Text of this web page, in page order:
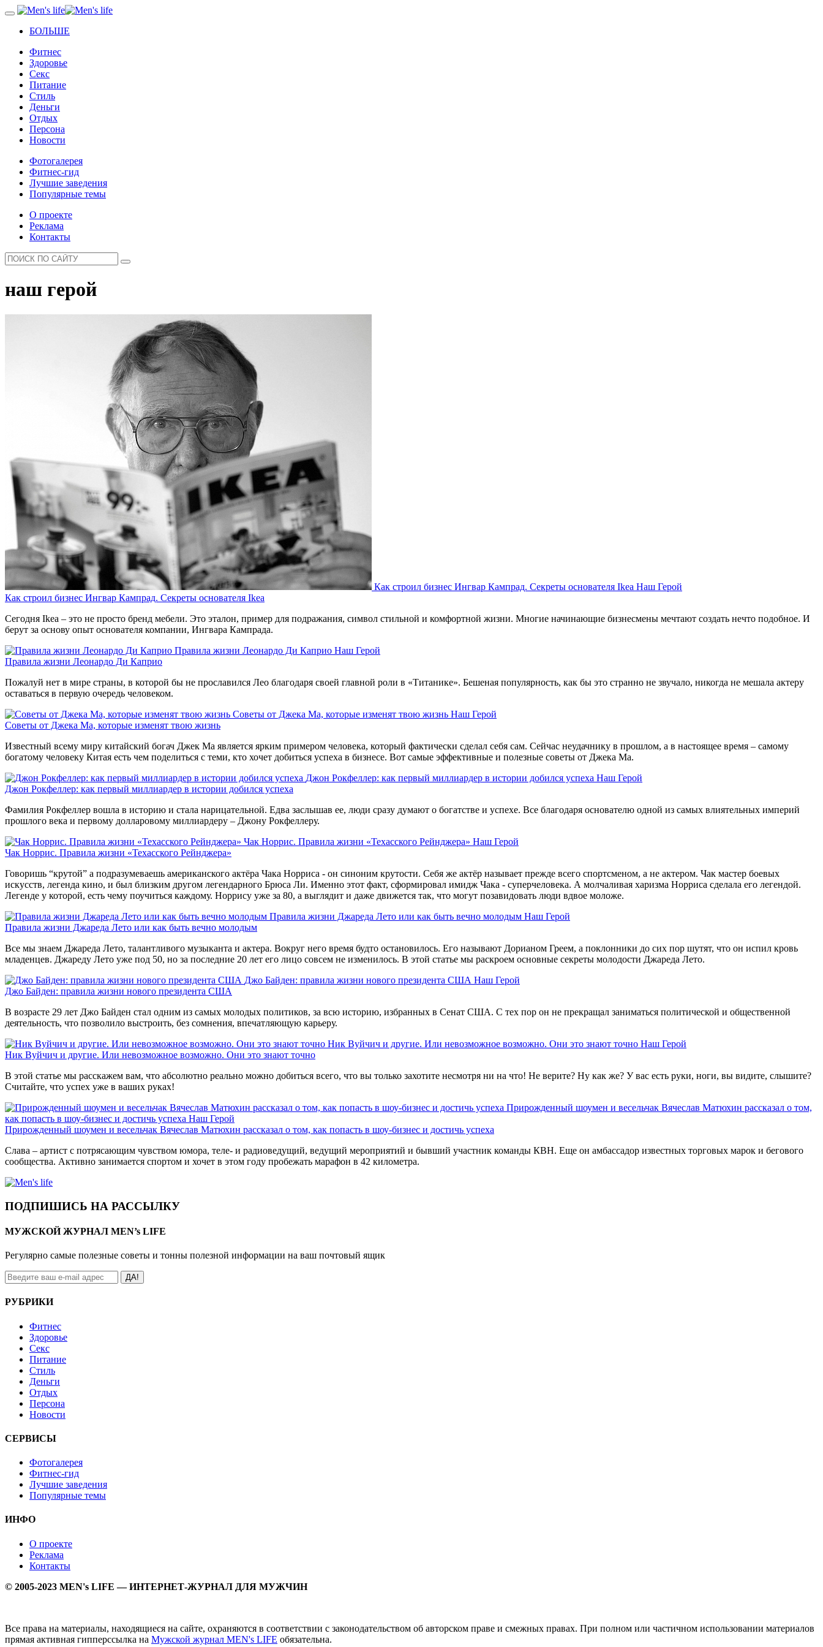
БОЛЬШЕ
Фитнес
Здоровье
Секс
Питание
Стиль
Деньги
Отдых
Персона
Новости
Фотогалерея
Фитнес-гид
Лучшие заведения
Популярные темы
О проекте
Реклама
Контакты
наш герой
Как строил бизнес Ингвар Кампрад. Секреты основателя Ikea Наш Герой
Как строил бизнес Ингвар Кампрад. Секреты основателя Ikea
Сегодня Ikea – это не просто бренд мебели. Это эталон, пример для подражания, символ стильной и комфортной жизни. Многие начинающие бизнесмены мечтают создать нечто подобное. И
берут за основу опыт основателя компании, Ингвара Кампрада.
Правила жизни Леонардо Ди Каприо Наш Герой
Правила жизни Леонардо Ди Каприо
Пожалуй нет в мире страны, в которой бы не прославился Лео благодаря своей главной роли в «Титанике». Бешеная популярность, как бы это странно не звучало, никогда не мешала актеру
оставаться в первую очередь человеком.
Советы от Джека Ма, которые изменят твою жизнь Наш Герой
Советы от Джека Ма, которые изменят твою жизнь
Известный всему миру китайский богач Джек Ма является ярким примером человека, который фактически сделал себя сам. Сейчас неудачнику в прошлом, а в настоящее время – самому
богатому человеку Китая есть чем поделиться с теми, кто хочет добиться успеха в бизнесе. Вот самые эффективные и полезные советы от Джека Ма.
Джон Рокфеллер: как первый миллиардер в истории добился успеха Наш Герой
Джон Рокфеллер: как первый миллиардер в истории добился успеха
Фамилия Рокфеллер вошла в историю и стала нарицательной. Едва заслышав ее, люди сразу думают о богатстве и успехе. Все благодаря основателю одной из самых влиятельных империй
прошлого века и первому долларовому миллиардеру – Джону Рокфеллеру.
Чак Норрис. Правила жизни «Техасского Рейнджера» Наш Герой
Чак Норрис. Правила жизни «Техасского Рейнджера»
Говоришь “крутой” а подразумеваешь американского актёра Чака Норриса - он синоним крутости. Себя же актёр называет прежде всего спортсменом, а не актером. Чак мастер боевых
искусств, легенда кино, и был близким другом легендарного Брюса Ли. Именно этот факт, сформировал имидж Чака - суперчеловека. А молчаливая харизма Норриса сделала его легендой.
Легенде у которой, есть чему поучиться каждому. Норрису уже за 80, а выглядит и даже движется так, что могут позавидовать люди вдвое моложе.
Правила жизни Джареда Лето или как быть вечно молодым Наш Герой
Правила жизни Джареда Лето или как быть вечно молодым
Все мы знаем Джареда Лето, талантливого музыканта и актера. Вокруг него время будто остановилось. Его называют Дорианом Греем, а поклонники до сих пор шутят, что он испил кровь
младенцев. Джареду Лето уже под 50, но за последние 20 лет его лицо совсем не изменилось. В этой статье мы раскроем основные секреты молодости Джареда Лето.
Джо Байден: правила жизни нового президента США Наш Герой
Джо Байден: правила жизни нового президента США
В возрасте 29 лет Джо Байден стал одним из самых молодых политиков, за всю историю, избранных в Сенат США. С тех пор он не прекращал заниматься политической и общественной
деятельность, что позволило выстроить, без сомнения, впечатляющую карьеру.
Ник Вуйчич и другие. Или невозможное возможно. Они это знают точно Наш Герой
Ник Вуйчич и другие. Или невозможное возможно. Они это знают точно
В этой статье мы расскажем вам, что абсолютно реально можно добиться всего, что вы только захотите несмотря ни на что! Не верите? Ну как же? У вас есть руки, ноги, вы видите, слышите?
Считайте, что успех уже в ваших руках!
Прирожденный шоумен и весельчак Вячеслав Матюхин рассказал о том,
как попасть в шоу-бизнес и достичь успеха Наш Герой
Прирожденный шоумен и весельчак Вячеслав Матюхин рассказал о том, как попасть в шоу-бизнес и достичь успеха
Слава – артист с потрясающим чувством юмора, теле- и радиоведущий, ведущий мероприятий и бывший участник команды КВН. Еще он амбассадор известных торговых марок и бегового
сообщества. Активно занимается спортом и хочет в этом году пробежать марафон в 42 километра.
ПОДПИШИСЬ НА РАССЫЛКУ
МУЖСКОЙ ЖУРНАЛ MEN’s LIFE
Регулярно самые полезные советы и тонны полезной информации на ваш почтовый ящик
ДА!
РУБРИКИ
Фитнес
Здоровье
Секс
Питание
Стиль
Деньги
Отдых
Персона
Новости
СЕРВИСЫ
Фотогалерея
Фитнес-гид
Лучшие заведения
Популярные темы
ИНФО
О проекте
Реклама
Контакты
© 2005-2023 MEN's LIFE — ИНТЕРНЕТ-ЖУРНАЛ ДЛЯ МУЖЧИН
Все права на материалы, находящиеся на сайте, охраняются в соответствии с законодательством об авторском праве и смежных правах. При полном или частичном использовании материалов
прямая активная гипперссылка на Мужской журнал MEN's LIFE обязательна.